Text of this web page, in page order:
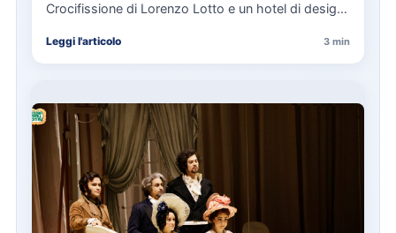
Crocifissione di Lorenzo Lotto e un hotel di design,
Leggi l'articolo 3 min